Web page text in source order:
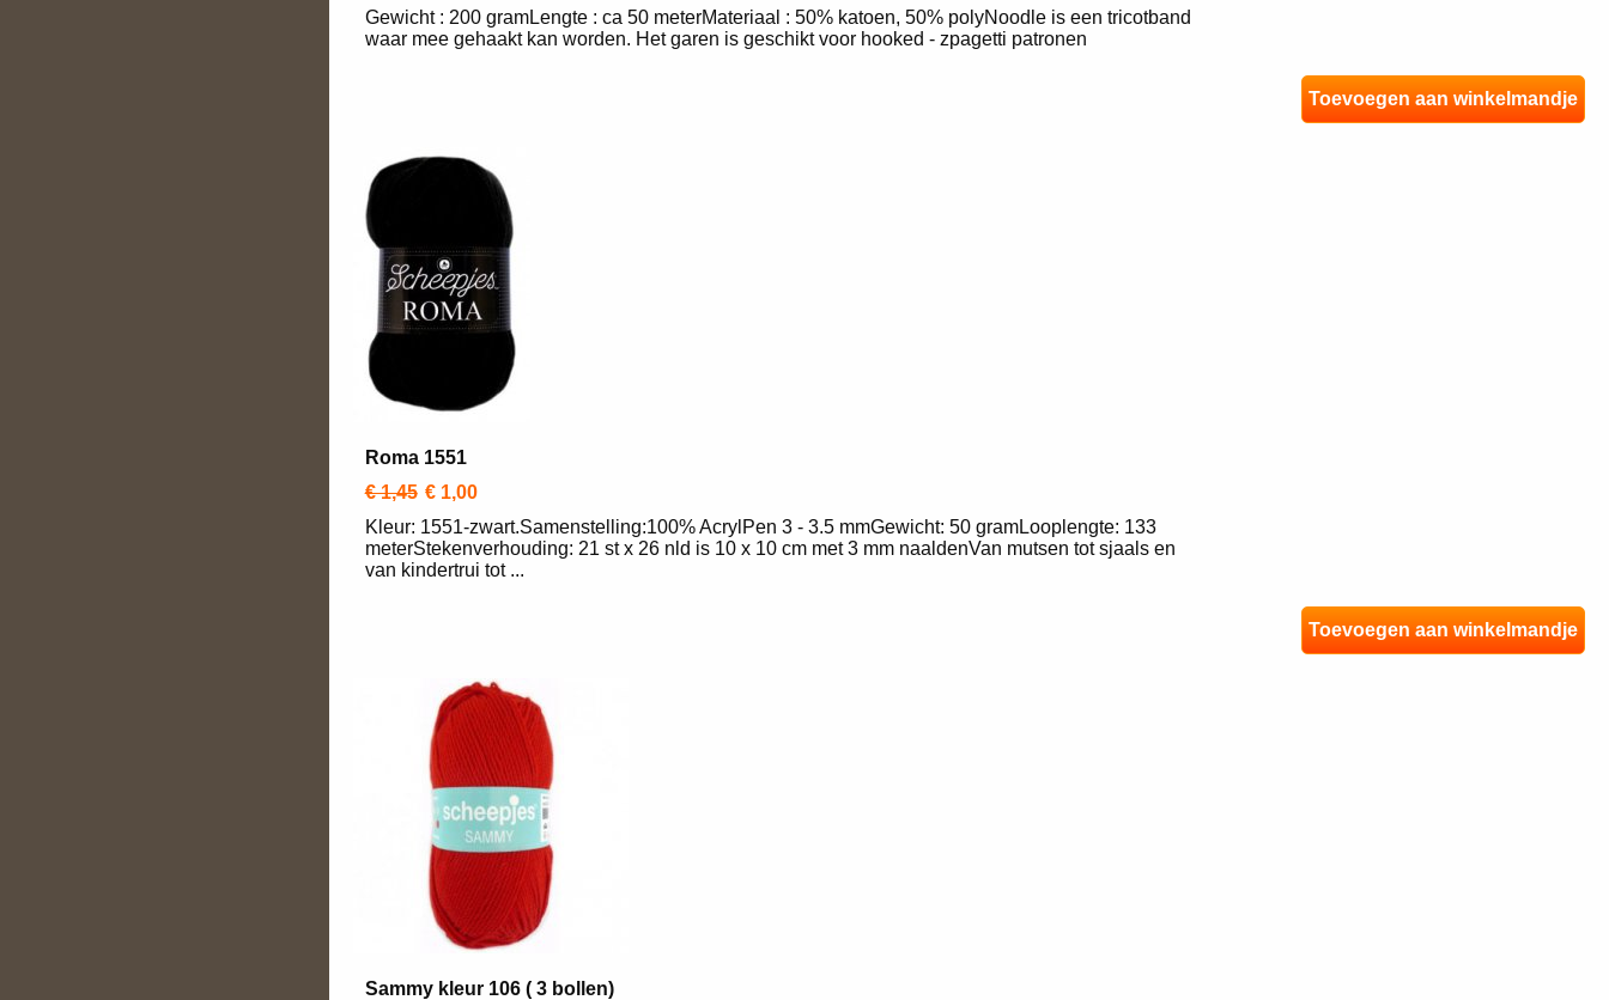
Gewicht : 200 gramLengte : ca 50 meterMateriaal : 50% katoen, 50% polyNoodle is een tricotband
waar mee gehaakt kan worden. Het garen is geschikt voor hooked - zpagetti patronen
Toevoegen aan winkelmandje
Roma 1551
€ 1,45 € 1,00
Kleur: 1551-zwart.Samenstelling:100% AcrylPen 3 - 3.5 mmGewicht: 50 gramLooplengte: 133
meterStekenverhouding: 21 st x 26 nld is 10 x 10 cm met 3 mm naaldenVan mutsen tot sjaals en
van kindertrui tot ...
Toevoegen aan winkelmandje
Sammy kleur 106 ( 3 bollen)